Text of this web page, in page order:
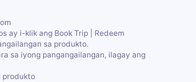
ay i-klik ang Book Trip | Redeem
sa produkto.
sa iyong pangangailangan, ilagay ang
produkto